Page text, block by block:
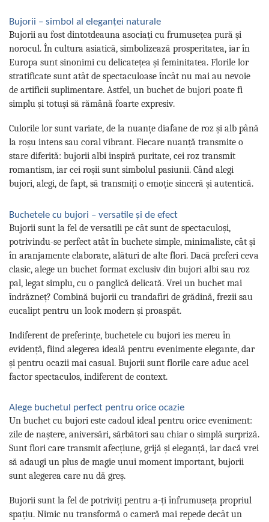
Bujorii – simbol al eleganței naturale
Bujorii au fost dintotdeauna asociați cu frumusețea pură și
norocul. În cultura asiatică, simbolizează prosperitatea, iar în
Europa sunt sinonimi cu delicatețea și feminitatea. Florile lor
stratificate sunt atât de spectaculoase încât nu mai au nevoie
de artificii suplimentare. Astfel, un buchet de bujori poate fi
simplu și totuși să rămână foarte expresiv.
Culorile lor sunt variate, de la nuanțe diafane de roz și alb până
la roșu intens sau coral vibrant. Fiecare nuanță transmite o
stare diferită: bujorii albi inspiră puritate, cei roz transmit
romantism, iar cei roșii sunt simbolul pasiunii. Când alegi
bujori, alegi, de fapt, să transmiți o emoție sinceră și autentică.
Buchetele cu bujori – versatile și de efect
Bujorii sunt la fel de versatili pe cât sunt de spectaculoși,
potrivindu-se perfect atât în buchete simple, minimaliste, cât și
în aranjamente elaborate, alături de alte flori. Dacă preferi ceva
clasic, alege un buchet format exclusiv din bujori albi sau roz
pal, legat simplu, cu o panglică delicată. Vrei un buchet mai
îndrăzneț? Combină bujorii cu trandafiri de grădină, frezii sau
eucalipt pentru un look modern și proaspăt.
Indiferent de preferințe, buchetele cu bujori ies mereu în
evidență, fiind alegerea ideală pentru evenimente elegante, dar
și pentru ocazii mai casual. Bujorii sunt florile care aduc acel
factor spectaculos, indiferent de context.
Alege buchetul perfect pentru orice ocazie
Un buchet cu bujori este cadoul ideal pentru orice eveniment:
zile de naștere, aniversări, sărbători sau chiar o simplă surpriză.
Sunt flori care transmit afecțiune, grijă și eleganță, iar dacă vrei
să adaugi un plus de magie unui moment important, bujorii
sunt alegerea care nu dă greș.
Bujorii sunt la fel de potriviți pentru a-ți înfrumuseța propriul
spațiu. Nimic nu transformă o cameră mai repede decât un